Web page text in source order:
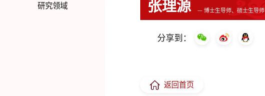
研究领域 张理源 — 博士生导师、硕士生导师
分享到：
返回首页